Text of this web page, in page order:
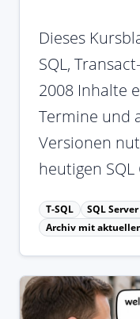
Dieses
SQL,
2008 Inhalte
Termine und
Versionen
heutigen
T-SQL
SQL
Archiv mit